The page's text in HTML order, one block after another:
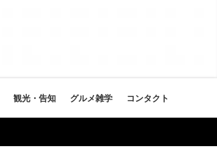
観光・告知 グルメ雑学 コンタクト